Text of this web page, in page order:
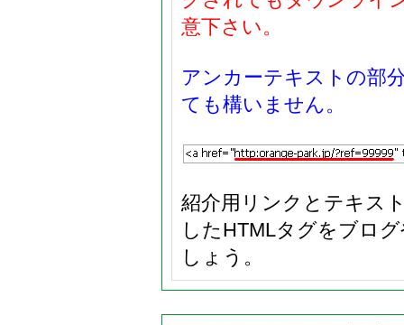
意下さい。
アンカーテキストの部
ても構いません。
紹介用リンクとテキス
したHTMLタグをブロ
しょう。